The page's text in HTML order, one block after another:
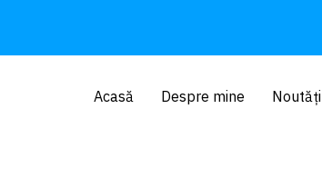
Acasă Despre mine Noutăți